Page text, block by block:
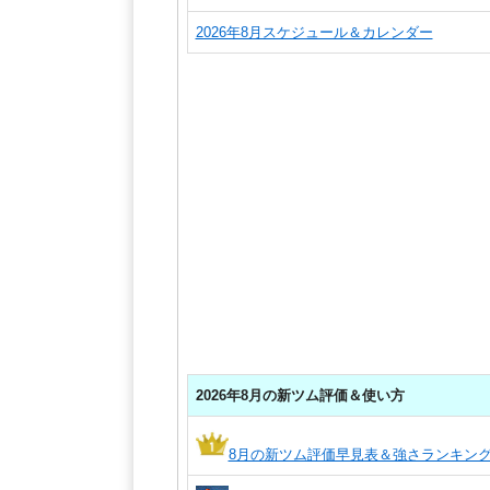
2026年8月スケジュール＆カレンダー
2026年8月の新ツム評価＆使い方
8月の新ツム評価早見表＆強さランキン